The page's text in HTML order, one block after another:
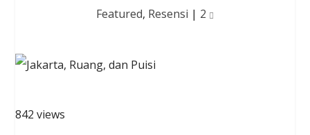
Featured, Resensi | 2
842 views